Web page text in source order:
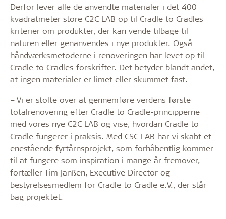
Derfor lever alle de anvendte materialer i det 400
kvadratmeter store C2C LAB op til Cradle to Cradles
kriterier om produkter, der kan vende tilbage til
naturen eller genanvendes i nye produkter. Også
håndværksmetoderne i renoveringen har levet op til
Cradle to Cradles forskrifter. Det betyder blandt andet,
at ingen materialer er limet eller skummet fast.
– Vi er stolte over at gennemføre verdens første
totalrenovering efter Cradle to Cradle-principperne
med vores nye C2C LAB og vise, hvordan Cradle to
Cradle fungerer i praksis. Med CSC LAB har vi skabt et
enestående fyrtårnsprojekt, som forhåbentlig kommer
til at fungere som inspiration i mange år fremover,
fortæller Tim Janßen, Executive Director og
bestyrelsesmedlem for Cradle to Cradle e.V., der står
bag projektet.